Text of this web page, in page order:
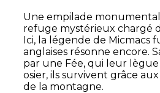
Une empilade
refuge mystérieux chargé
Ici, la légende de Micmacs
anglaises résonne encore.
par une Fée, qui leur
osier, ils survivent grâce
de la montagne.